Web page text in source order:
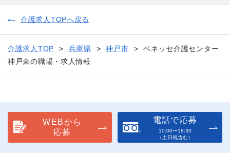
介護求人TOPへ戻る
介護求人TOP 兵庫県 神戸市
ベネッセ介護センター
神戸東の職場・求人情報
WEBから
応募
電話で応募
10:00〜18:30
（土日祝含む）